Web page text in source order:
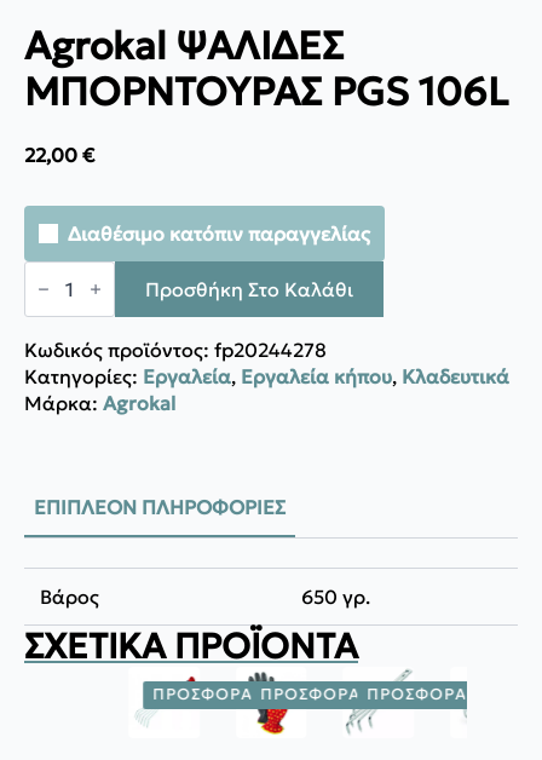
Agrokal ΨΑΛΙΔΕΣ
ΜΠΟΡΝΤΟΥΡΑΣ PGS 106L
22,00 €
Διαθέσιμο κατόπιν παραγγελίας
Agrokal
ΨΑΛΙΔΕΣ
ΜΠΟΡΝΤΟΥΡΑΣ
106L
ποσότητα
Προσθήκη Στο Καλάθι
Κωδικός προϊόντος: fp20244278
Κατηγορίες: Εργαλεία, Εργαλεία κήπου, Κλαδευτικά
Μάρκα: Agrokal
ΕΠΙΠΛΈΟΝ ΠΛΗΡΟΦΟΡΊΕΣ
Βάρος 650 γρ.
ΣΧΕΤΙΚΆ ΠΡΟΪΌΝΤΑ
ΠΡΟΣΦΟΡΆ! ΠΡΟΣΦΟΡΆ! ΠΡΟΣΦΟΡΆ!